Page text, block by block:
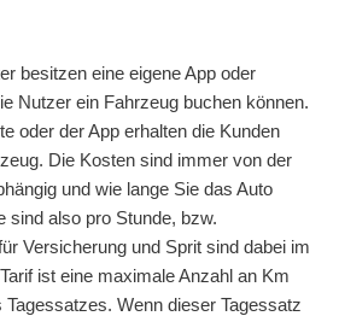
besitzen eine eigene App oder
Nutzer ein Fahrzeug buchen können.
oder der App erhalten die Kunden
Die Kosten sind immer von der
und wie lange Sie das Auto
sind also pro Stunde, bzw.
Versicherung und Sprit sind dabei im
ist eine maximale Anzahl an Km
Wenn dieser Tagessatz